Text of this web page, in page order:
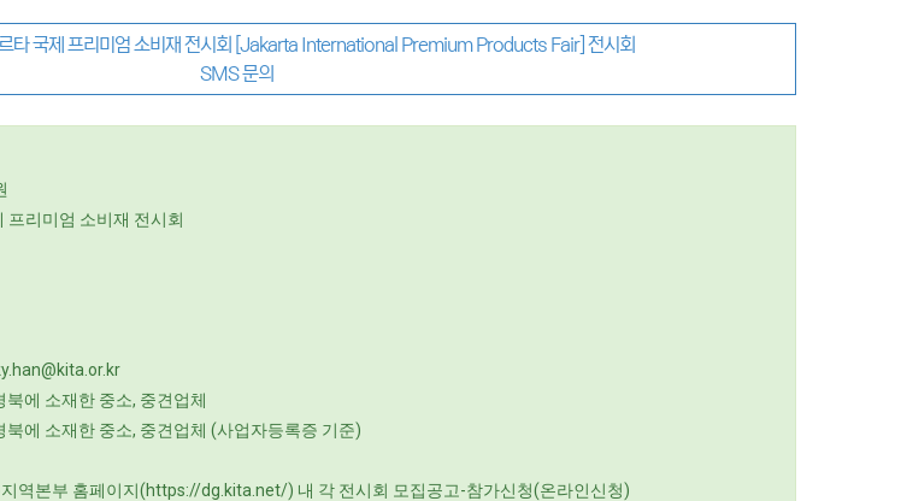
타 국제 프리미엄 소비재 전시회 [Jakarta International Premium Products Fair] 전시회
SMS 문의
프리미엄 소비재 전시회
에 소재한 중소, 중견업체
에 소재한 중소, 중견업체 (사업자등록증 기준)
역본부 홈페이지(https://dg.kita.net/) 내 각 전시회 모집공고-참가신청(온라인신청)